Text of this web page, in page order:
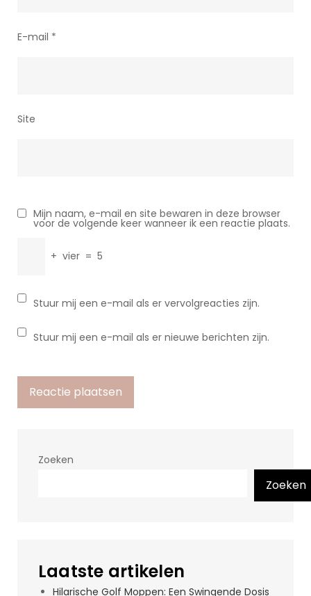
E-mail *
Site
Mijn naam, e-mail en site bewaren in deze browser
voor de volgende keer wanneer ik een reactie plaats.
+ vier = 5
Stuur mij een e-mail als er vervolgreacties zijn.
Stuur mij een e-mail als er nieuwe berichten zijn.
Zoeken
Zoeken
Laatste artikelen
Hilarische Golf Moppen: Een Swingende Dosis